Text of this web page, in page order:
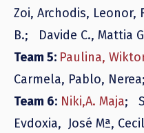
Zoi, Archodis, Leonor,
B.; Davide C., Mattia G
Team 5: Paulina,
Carmela, Pablo, Nerea;
Team 6: Niki,A. Maja;
Evdoxia, José Mª,